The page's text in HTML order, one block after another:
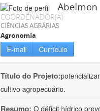
Abelmon
COORDENADOR(A)
CIÊNCIAS AGRÁRIAS
Agronomia
E-mail Currículo
Título do Projeto:
cultivo agropecuário.
Resumo: O déficit hídrico